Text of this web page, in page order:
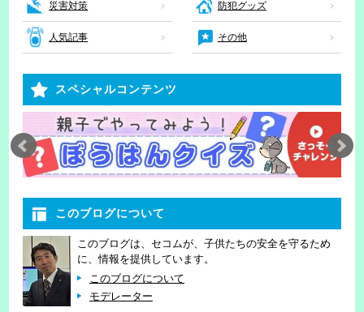
災害対策 防犯グッズ
人気記事 その他
スペシャルコンテンツ
このブログについて
このブログは、セコムが、子供たちの安全を守るため
に、情報を提供しています。
このブログについて
モデレーター